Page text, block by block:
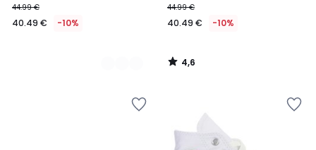
€
en
44.99 €
40.49 € -10%
44.99 €
40.49 € -10%
4,6
/